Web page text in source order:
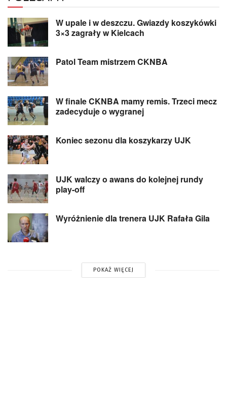
W upale i w deszczu. Gwiazdy koszykówki
3×3 zagrały w Kielcach
Patol Team mistrzem CKNBA
W finale CKNBA mamy remis. Trzeci mecz
zadecyduje o wygranej
Koniec sezonu dla koszykarzy UJK
UJK walczy o awans do kolejnej rundy
play-off
Wyróżnienie dla trenera UJK Rafała Gila
POKAŻ WIĘCEJ